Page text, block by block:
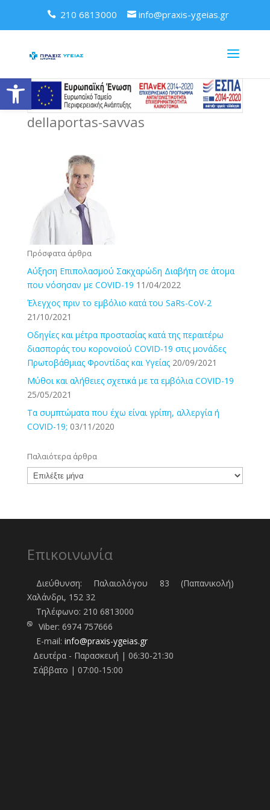
Ανοίξτε τη γραμμή εργαλείων
210 6813000 info@praxis-ygeias.gr
dellaportas-savvas
Πρόσφατα άρθρα
Αύξηση Επιπολασμού Σακχαρώδη Διαβήτη σε άτομα
που νόσησαν με COVID-19 11/04/2022
Έλεγχος πριν το εμβόλιο κατά του SaRs-CoV-2
21/10/2021
Οδηγίες και μέτρα προστασίας κατά της περαιτέρω
διασποράς του κορονοϊού COVID-19 στις μονάδες
Πρωτοβάθμιας Φροντίδας και Υγείας 20/09/2021
Μύθοι και αλήθειες σχετικά με τα εμβόλια COVID-19
25/05/2021
Τα συμπτώματα που έχω είναι γρίπη, αλλεργία ή
COVID-19; 03/11/2020
Παλαιότερα άρθρα
Παλαιότερα
άρθρα
Επικοινωνία
Διεύθυνση: Παλαιολόγου 83 (Παπανικολή)
Χαλάνδρι, 152 32
Τηλέφωνo: 210 6813000
Viber: 6974 757666
E-mail: info@praxis-ygeias.gr
Δευτέρα - Παρασκευή | 06:30-21:30
Σάββατο | 07:00-15:00